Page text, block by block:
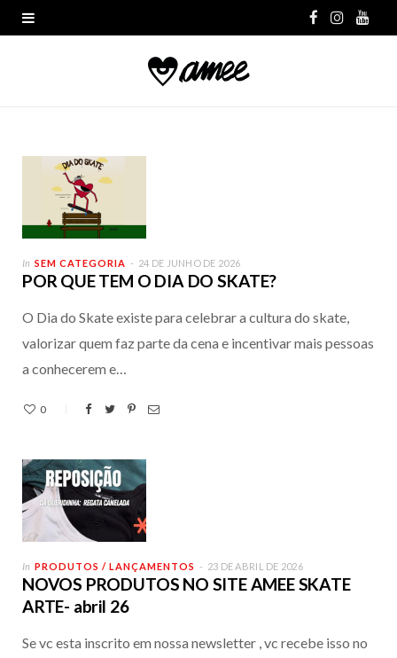
I
In SEM CATEGORIA 24 DE JUNHO DE 2026
POR QUE TEM O DIA DO SKATE?
O Dia do Skate existe para celebrar a cultura do skate,
valorizar quem faz parte da cena e incentivar mais pessoas
a conhecerem e…
0
In PRODUTOS / LANÇAMENTOS 23 DE ABRIL DE 2026
NOVOS PRODUTOS NO SITE AMEE SKATE
ARTE- abril 26
Se vc esta inscrito em nossa newsletter , vc recebe isso no